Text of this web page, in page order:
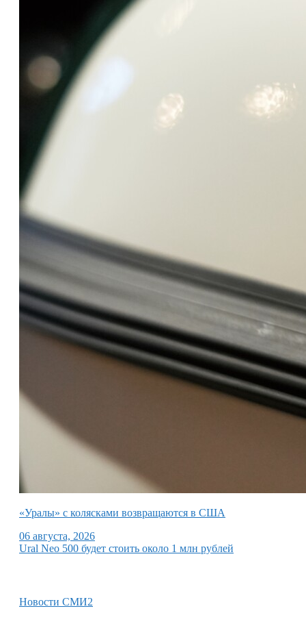
«Уралы» с колясками возвращаются в США
06 августа, 2026
Ural Neo 500 будет стоить около 1 млн рублей
Новости СМИ2